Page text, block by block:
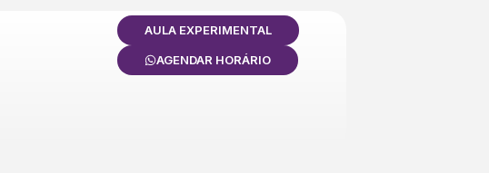
AULA EXPERIMENTAL
AGENDAR HORÁRIO